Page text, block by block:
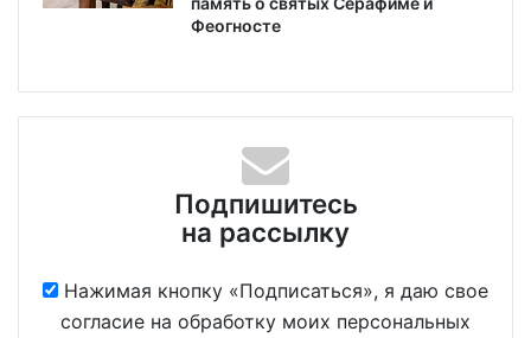
Феогносте
Подпишитесь
на рассылку
Нажимая кнопку «Подписаться», я даю свое
согласие на обработку моих персональных